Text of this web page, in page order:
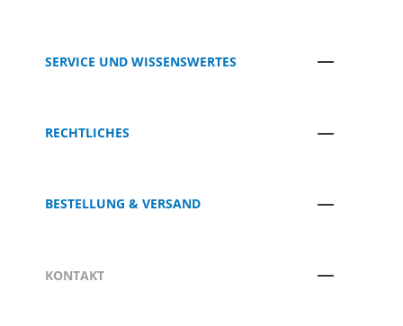
SERVICE UND WISSENSWERTES
RECHTLICHES
BESTELLUNG & VERSAND
KONTAKT